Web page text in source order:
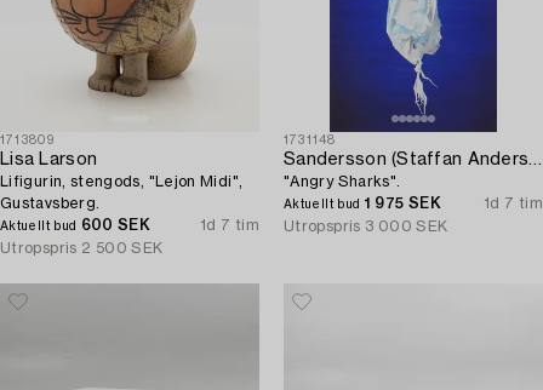
1713809
Lisa Larson
Lifigurin, stengods, "Lejon Midi",
Gustavsberg.
Aktuellt bud 600 SEK
1d 7 tim
Utropspris 2 500 SEK
1731148
Sandersson (Staffan Andersson)
"Angry Sharks".
Aktuellt bud 1 975 SEK
1d 7 tim
Utropspris 3 000 SEK